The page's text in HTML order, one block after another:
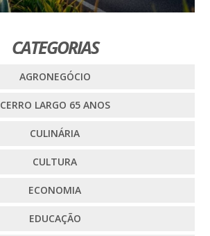
CATEGORIAS
AGRONEGÓCIO
CERRO LARGO 65 ANOS
CULINÁRIA
CULTURA
ECONOMIA
EDUCAÇÃO